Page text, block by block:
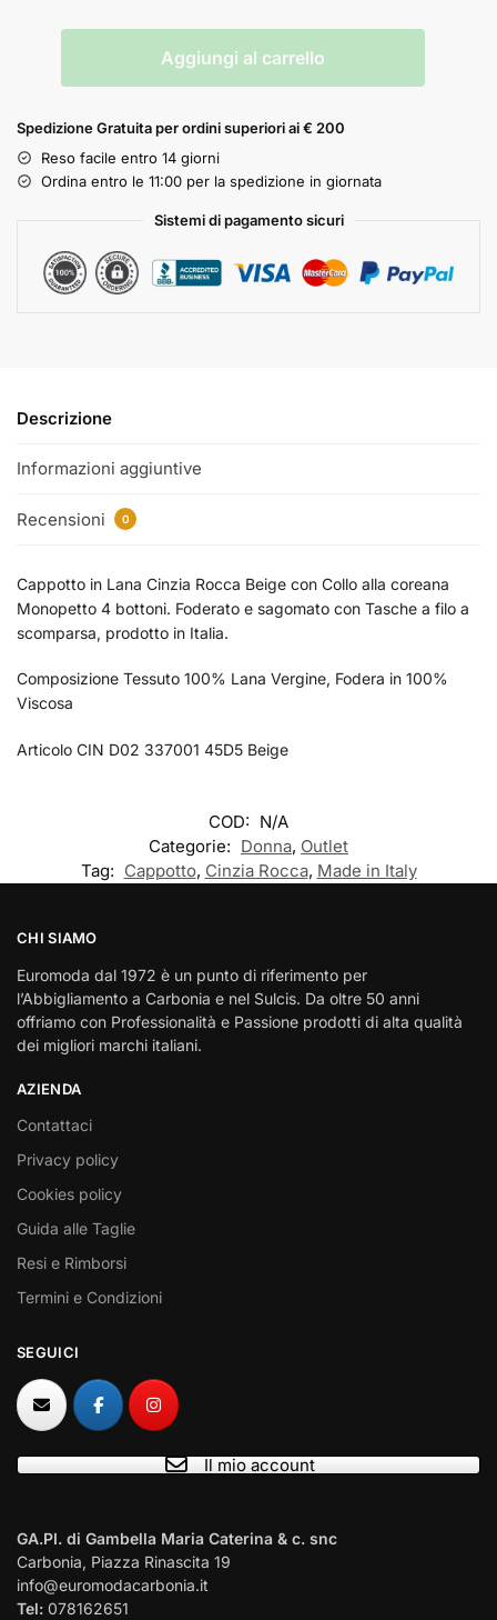
Aggiungi al carrello
Spedizione Gratuita per ordini superiori ai € 200
Reso facile entro 14 giorni
Ordina entro le 11:00 per la spedizione in giornata
Sistemi di pagamento sicuri
Descrizione
Informazioni aggiuntive
Recensioni 0
Cappotto in Lana Cinzia Rocca Beige con Collo alla coreana
Monopetto 4 bottoni. Foderato e sagomato con Tasche a filo a
scomparsa, prodotto in Italia.
Composizione Tessuto 100% Lana Vergine, Fodera in 100%
Viscosa
Articolo CIN D02 337001 45D5 Beige
COD: N/A
Categorie: Donna, Outlet
Tag: Cappotto, Cinzia Rocca, Made in Italy
CHI SIAMO
Euromoda dal 1972 è un punto di riferimento per
l’Abbigliamento a Carbonia e nel Sulcis. Da oltre 50 anni
offriamo con Professionalità e Passione prodotti di alta qualità
dei migliori marchi italiani.
AZIENDA
Contattaci
Privacy policy
Cookies policy
Guida alle Taglie
Resi e Rimborsi
Termini e Condizioni
SEGUICI
Il mio account
GA.PI. di Gambella Maria Caterina & c. snc
Carbonia, Piazza Rinascita 19
info@euromodacarbonia.it
Tel: 078162651